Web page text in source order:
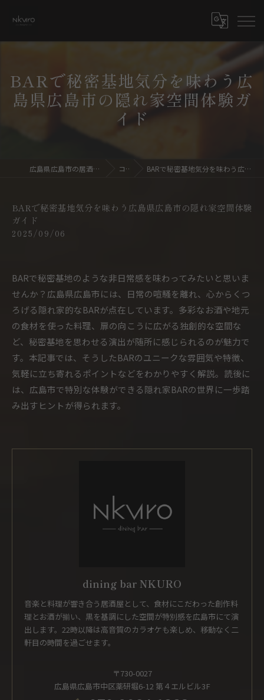
BARで秘密基地気分を味わう広
島県広島市の隠れ家空間体験ガ
イド
広島県広島市の居酒屋ならdining bar NKURO コラム BARで秘密基地気分を味わう広島県広島市の隠れ家空間体験ガイド
BARで秘密基地気分を味わう広島県広島市の隠れ家空間体験
ガイド
2025/09/06
BARで秘密基地のような非日常感を味わってみたいと思いま
せんか？広島県広島市には、日常の喧騒を離れ、心からくつ
ろげる隠れ家的なBARが点在しています。多彩なお酒や地元
の食材を使った料理、扉の向こうに広がる独創的な空間な
ど、秘密基地を思わせる演出が随所に感じられるのが魅力で
す。本記事では、そうしたBARのユニークな雰囲気や特徴、
気軽に立ち寄れるポイントなどをわかりやすく解説。読後に
は、広島市で特別な体験ができる隠れ家BARの世界に一歩踏
み出すヒントが得られます。
dining bar NKURO
音楽と料理が響き合う居酒屋として、食材にこだわった創作料
理とお酒が揃い、黒を基調にした空間が特別感を広島市にて演
出します。22時以降は高音質のカラオケも楽しめ、移動なく二
軒目の時間を過ごせます。
〒730-0027
広島県広島市中区薬研堀6-12 第４エルビル3F